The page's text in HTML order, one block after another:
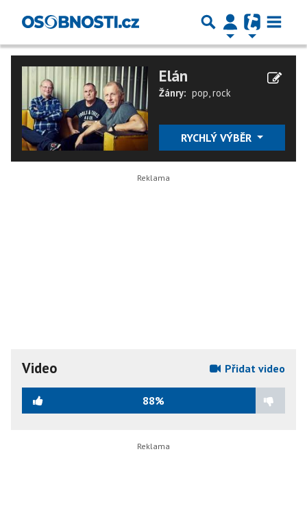
Elán
Žánry: pop,rock
RYCHLÝ VÝBĚR
Video Přidat video
88%